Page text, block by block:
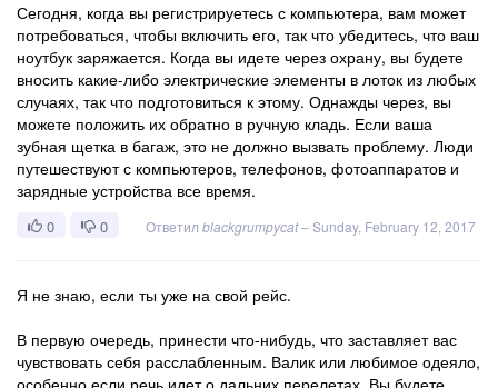
Сегодня, когда вы регистрируетесь с компьютера, вам может
потребоваться, чтобы включить его, так что убедитесь, что ваш
ноутбук заряжается. Когда вы идете через охрану, вы будете
вносить какие-либо электрические элементы в лоток из любых
случаях, так что подготовиться к этому. Однажды через, вы
можете положить их обратно в ручную кладь. Если ваша
зубная щетка в багаж, это не должно вызвать проблему. Люди
путешествуют с компьютеров, телефонов, фотоаппаратов и
зарядные устройства все время.
0 0 Ответил blackgrumpycat–Sunday, February 12, 2017
Я не знаю, если ты уже на свой рейс.
В первую очередь, принести что-нибудь, что заставляет вас
чувствовать себя расслабленным. Валик или любимое одеяло,
особенно если речь идет о дальних перелетах. Вы будете